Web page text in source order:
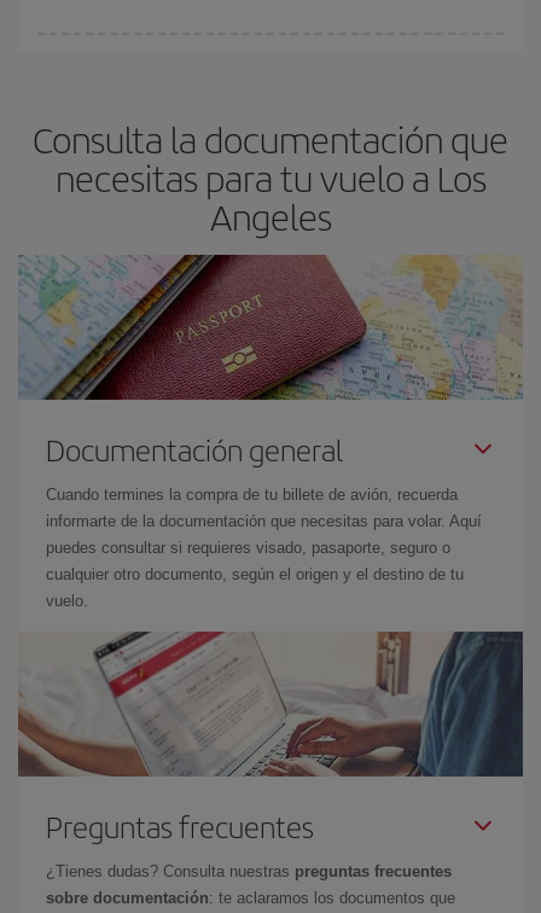
Consulta la documentación que
necesitas para tu vuelo a Los
Angeles
Documentación general
Cuando termines la compra de tu billete de avión, recuerda
informarte de la documentación que necesitas para volar. Aquí
puedes consultar si requieres visado, pasaporte, seguro o
cualquier otro documento, según el origen y el destino de tu
vuelo.
Preguntas frecuentes
¿Tienes dudas? Consulta nuestras preguntas frecuentes
sobre documentación: te aclaramos los documentos que